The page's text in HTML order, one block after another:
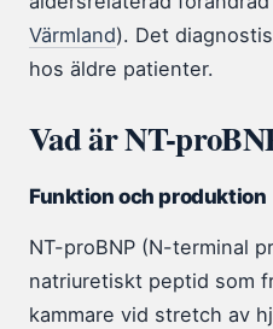
Värmland). Det
hos äldre patienter.
Vad är NT-
Funktion och produktion
NT-proBNP (N-terminal
natriuretiskt peptid som
kammare vid stretch av